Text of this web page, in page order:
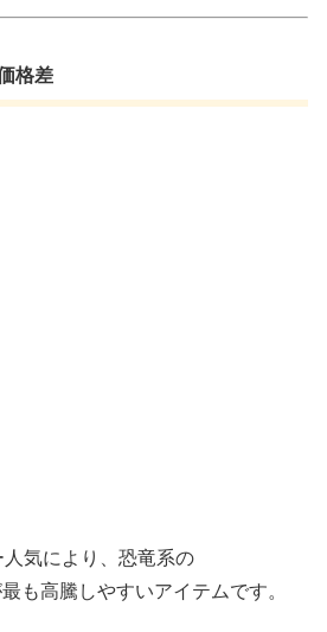
格差
気により、恐竜系の
も高騰しやすいアイテムです。